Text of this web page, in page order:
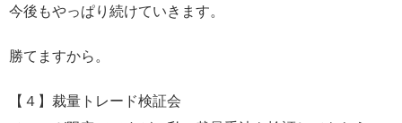
今後もやっぱり続けていきます。
勝てますから。
【４】裁量トレード検証会